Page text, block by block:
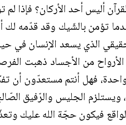
أليس أحد الأركان؟ فإذا
تؤمن بالشّيك وقد قدّمه لك
الذي يسعد الإنسان في
من الأجساد ذهبت
فهل أنتم مستعدّون أن
الجليس والرّفيق
فيكون حجّة الله عليك